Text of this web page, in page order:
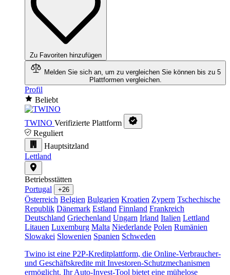
Zu Favoriten hinzufügen
Melden Sie sich an, um zu vergleichen Sie können bis zu 5
Plattformen vergleichen.
Profil
Beliebt
TWINO Verifizierte Plattform
Reguliert
Hauptsitzland
Lettland
Betriebsstätten
Portugal
+26
Österreich Belgien Bulgarien Kroatien Zypern Tschechische
Republik Dänemark Estland Finnland Frankreich
Deutschland Griechenland Ungarn Irland Italien Lettland
Litauen Luxemburg Malta Niederlande Polen Rumänien
Slowakei Slowenien Spanien Schweden
Twino ist eine P2P-Kreditplattform, die Online-Verbraucher-
und Geschäftskredite mit Investoren-Schutzmechanismen
ermöglicht. Ihr Auto-Invest-Tool bietet eine mühelose